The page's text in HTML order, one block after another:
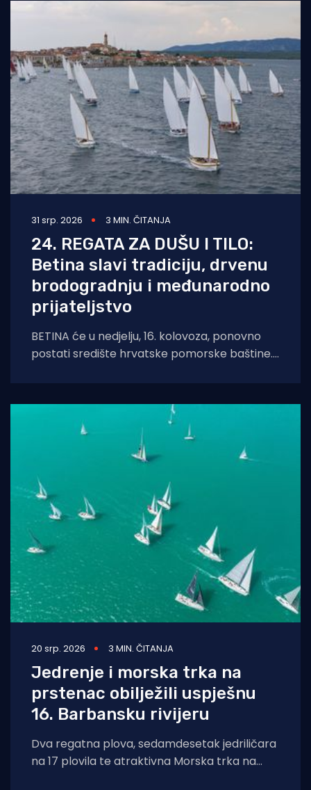
31 srp. 2026 3 MIN. ČITANJA
24. REGATA ZA DUŠU I TILO:
Betina slavi tradiciju, drvenu
brodogradnju i međunarodno
prijateljstvo
BETINA će u nedjelju, 16. kolovoza, ponovno
postati središte hrvatske pomorske baštine.
20 srp. 2026 3 MIN. ČITANJA
Jedrenje i morska trka na
prstenac obilježili uspješnu
16. Barbansku rivijeru
Dva regatna plova, sedamdesetak jedriličara
na 17 plovila te atraktivna Morska trka na